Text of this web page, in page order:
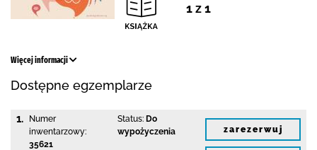
1 z 1
Więcej informacji
Dostępne egzemplarze
1.
Numer
inwentarzowy:
35621
Status: Do
wypożyczenia
zarezerwuj